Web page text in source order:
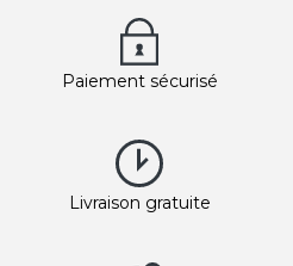
Paiement sécurisé
Livraison gratuite